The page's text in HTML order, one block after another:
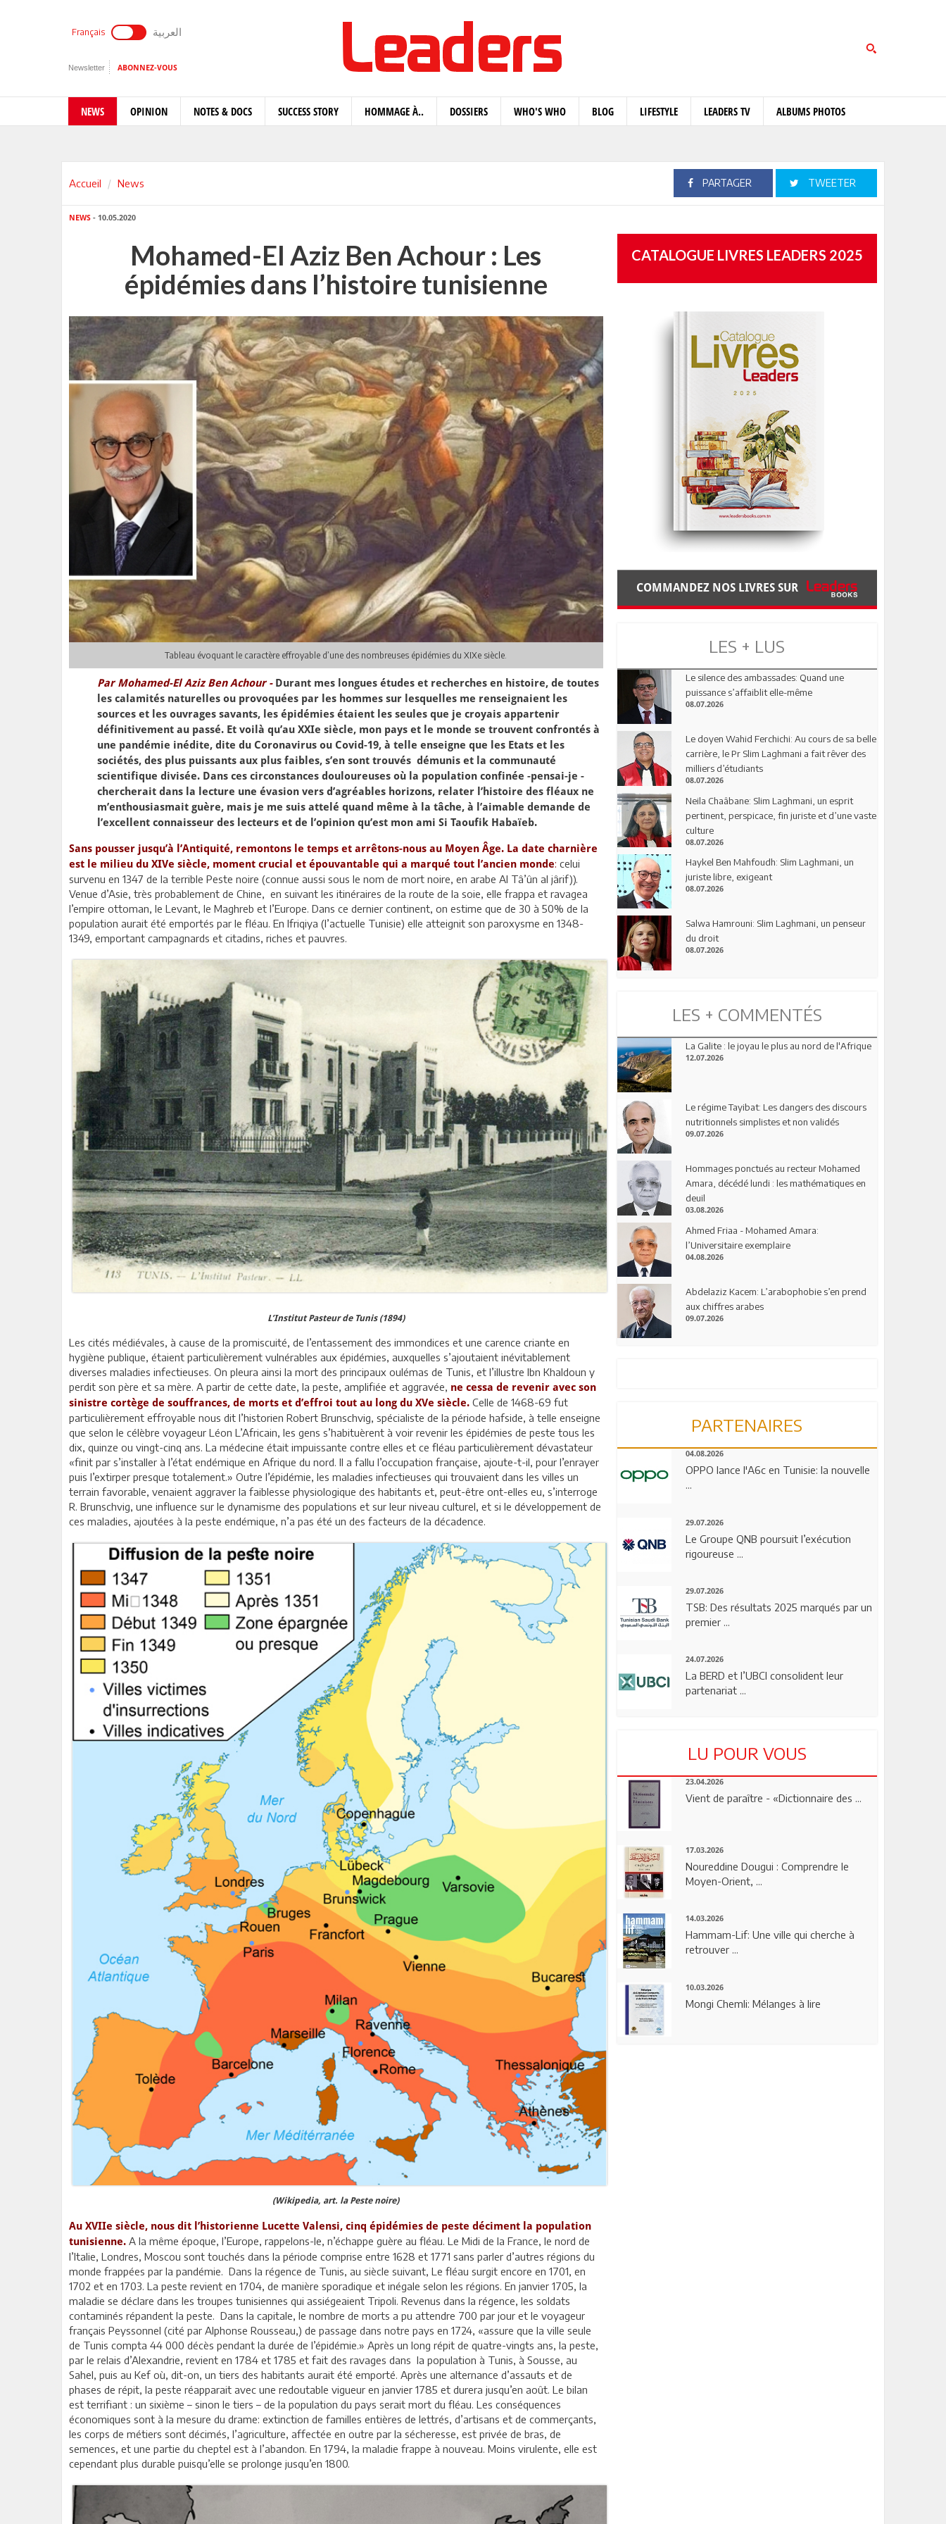
Français العربية
Newsletter ABONNEZ-VOUS
NEWS OPINION NOTES & DOCS SUCCESS STORY HOMMAGE À.. DOSSIERS WHO'S WHO BLOG LIFESTYLE LEADERS TV ALBUMS PHOTOS
Accueil News PARTAGER TWEETER
NEWS - 10.05.2020
Mohamed-El Aziz Ben Achour : Les
épidémies dans l’histoire tunisienne
Tableau évoquant le caractère effroyable d’une des nombreuses épidémies du XIXe siècle.
Par Mohamed-El Aziz Ben Achour - Durant mes longues études et recherches en histoire, de toutes
les calamités naturelles ou provoquées par les hommes sur lesquelles me renseignaient les
sources et les ouvrages savants, les épidémies étaient les seules que je croyais appartenir
définitivement au passé. Et voilà qu’au XXIe siècle, mon pays et le monde se trouvent confrontés à
une pandémie inédite, dite du Coronavirus ou Covid-19, à telle enseigne que les Etats et les
sociétés, des plus puissants aux plus faibles, s’en sont trouvés démunis et la communauté
scientifique divisée. Dans ces circonstances douloureuses où la population confinée -pensai-je -
chercherait dans la lecture une évasion vers d’agréables horizons, relater l’histoire des fléaux ne
m’enthousiasmait guère, mais je me suis attelé quand même à la tâche, à l’aimable demande de
l’excellent connaisseur des lecteurs et de l’opinion qu’est mon ami Si Taoufik Habaïeb.
Sans pousser jusqu’à l’Antiquité, remontons le temps et arrêtons-nous au Moyen Âge. La date charnière
est le milieu du XIVe siècle, moment crucial et épouvantable qui a marqué tout l’ancien monde: celui
survenu en 1347 de la terrible Peste noire (connue aussi sous le nom de mort noire, en arabe Al Tâ’ûn al jârif)).
Venue d’Asie, très probablement de Chine, en suivant les itinéraires de la route de la soie, elle frappa et ravagea
l’empire ottoman, le Levant, le Maghreb et l’Europe. Dans ce dernier continent, on estime que de 30 à 50% de la
population aurait été emportés par le fléau. En Ifriqiya (l’actuelle Tunisie) elle atteignit son paroxysme en 1348-
1349, emportant campagnards et citadins, riches et pauvres.
L’Institut Pasteur de Tunis (1894)
Les cités médiévales, à cause de la promiscuité, de l’entassement des immondices et une carence criante en
hygiène publique, étaient particulièrement vulnérables aux épidémies, auxquelles s’ajoutaient inévitablement
diverses maladies infectieuses. On pleura ainsi la mort des principaux oulémas de Tunis, et l’illustre Ibn Khaldoun y
perdit son père et sa mère. A partir de cette date, la peste, amplifiée et aggravée, ne cessa de revenir avec son
sinistre cortège de souffrances, de morts et d’effroi tout au long du XVe siècle. Celle de 1468-69 fut
particulièrement effroyable nous dit l’historien Robert Brunschvig, spécialiste de la période hafside, à telle enseigne
que selon le célèbre voyageur Léon L’Africain, les gens s’habituèrent à voir revenir les épidémies de peste tous les
dix, quinze ou vingt-cinq ans. La médecine était impuissante contre elles et ce fléau particulièrement dévastateur
«finit par s’installer à l’état endémique en Afrique du nord. Il a fallu l’occupation française, ajoute-t-il, pour l’enrayer
puis l’extirper presque totalement.» Outre l’épidémie, les maladies infectieuses qui trouvaient dans les villes un
terrain favorable, venaient aggraver la faiblesse physiologique des habitants et, peut-être ont-elles eu, s’interroge
R. Brunschvig, une influence sur le dynamisme des populations et sur leur niveau culturel, et si le développement de
ces maladies, ajoutées à la peste endémique, n’a pas été un des facteurs de la décadence.
(Wikipedia, art. la Peste noire)
Au XVIIe siècle, nous dit l’historienne Lucette Valensi, cinq épidémies de peste déciment la population
tunisienne. A la même époque, l’Europe, rappelons-le, n’échappe guère au fléau. Le Midi de la France, le nord de
l’Italie, Londres, Moscou sont touchés dans la période comprise entre 1628 et 1771 sans parler d’autres régions du
monde frappées par la pandémie. Dans la régence de Tunis, au siècle suivant, Le fléau surgit encore en 1701, en
1702 et en 1703. La peste revient en 1704, de manière sporadique et inégale selon les régions. En janvier 1705, la
maladie se déclare dans les troupes tunisiennes qui assiégeaient Tripoli. Revenus dans la régence, les soldats
contaminés répandent la peste. Dans la capitale, le nombre de morts a pu attendre 700 par jour et le voyageur
français Peyssonnel (cité par Alphonse Rousseau,) de passage dans notre pays en 1724, «assure que la ville seule
de Tunis compta 44 000 décès pendant la durée de l’épidémie.» Après un long répit de quatre-vingts ans, la peste,
par le relais d’Alexandrie, revient en 1784 et 1785 et fait des ravages dans la population à Tunis, à Sousse, au
Sahel, puis au Kef où, dit-on, un tiers des habitants aurait été emporté. Après une alternance d’assauts et de
phases de répit, la peste réapparait avec une redoutable vigueur en janvier 1785 et durera jusqu’en août. Le bilan
est terrifiant : un sixième – sinon le tiers – de la population du pays serait mort du fléau. Les conséquences
économiques sont à la mesure du drame: extinction de familles entières de lettrés, d’artisans et de commerçants,
les corps de métiers sont décimés, l’agriculture, affectée en outre par la sécheresse, est privée de bras, de
semences, et une partie du cheptel est à l’abandon. En 1794, la maladie frappe à nouveau. Moins virulente, elle est
cependant plus durable puisqu’elle se prolonge jusqu’en 1800.
CATALOGUE LIVRES LEADERS 2025
COMMANDEZ NOS LIVRES SUR
LES + LUS
Le silence des ambassades: Quand une
puissance s’affaiblit elle-même
08.07.2026
Le doyen Wahid Ferchichi: Au cours de sa belle
carrière, le Pr Slim Laghmani a fait rêver des
milliers d’étudiants
08.07.2026
Neila Chaâbane: Slim Laghmani, un esprit
pertinent, perspicace, fin juriste et d’une vaste
culture
08.07.2026
Haykel Ben Mahfoudh: Slim Laghmani, un
juriste libre, exigeant
08.07.2026
Salwa Hamrouni: Slim Laghmani, un penseur
du droit
08.07.2026
LES + COMMENTÉS
La Galite : le joyau le plus au nord de l'Afrique
12.07.2026
Le régime Tayibat: Les dangers des discours
nutritionnels simplistes et non validés
09.07.2026
Hommages ponctués au recteur Mohamed
Amara, décédé lundi : les mathématiques en
deuil
03.08.2026
Ahmed Friaa - Mohamed Amara:
l’Universitaire exemplaire
04.08.2026
Abdelaziz Kacem: L’arabophobie s’en prend
aux chiffres arabes
09.07.2026
PARTENAIRES
04.08.2026
OPPO lance l'A6c en Tunisie: la nouvelle
...
29.07.2026
Le Groupe QNB poursuit l’exécution
rigoureuse ...
29.07.2026
TSB: Des résultats 2025 marqués par un
premier ...
24.07.2026
La BERD et l’UBCI consolident leur
partenariat ...
LU POUR VOUS
23.04.2026
Vient de paraître - «Dictionnaire des ...
17.03.2026
Noureddine Dougui : Comprendre le
Moyen-Orient, ...
14.03.2026
Hammam-Lif: Une ville qui cherche à
retrouver ...
10.03.2026
Mongi Chemli: Mélanges à lire